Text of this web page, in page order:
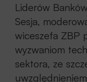
Liderów
Sesja,
wiceszefa ZBP
wyzwaniom
sektora, ze